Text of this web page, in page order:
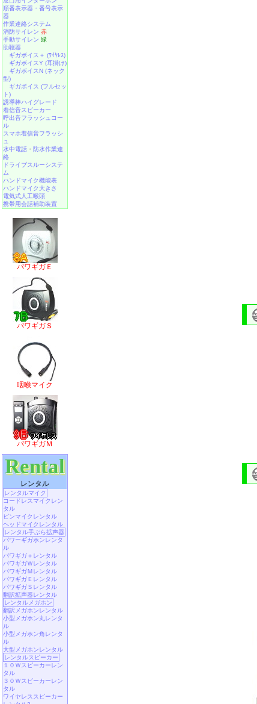
順番表示器・番号表示
器
作業連絡システム
消防サイレン 赤
手動サイレン 緑
助聴器
ギガボイス＋ (ﾜｲﾔﾚｽ)
ギガボイスY (耳掛け)
ギガボイスN (ネック
型)
ギガボイス (フルセッ
ト)
誘導棒ハイグレード
着信音スピーカー
呼出音フラッシュコー
ル
スマホ着信音フラッシ
ュ
水中電話 ・ 防水作業連
絡
ドライブスルーシステ
ム
ハンドマイク機能表
ハンドマイク大きさ
電気式人工喉頭
携帯用会話補助装置
パワギガＥ
パワギガＳ
咽喉マイク
パワギガＭ
Rental
レンタル
レンタルマイク
コードレスマイクレン
タル
ピンマイクレンタル
ヘッドマイクレンタル
レンタル手ぶら拡声器
パワーギガホンレンタ
ル
パワギガ＋レンタル
パワギガＷレンタル
パワギガＭレンタル
パワギガＥレンタル
パワギガＳレンタル
翻訳拡声器レンタル
レンタルメガホン
翻訳メガホンレンタル
小型メガホン丸レンタ
ル
小型メガホン角レンタ
ル
大型メガホンレンタル
レンタルスピーカー
１０Ｗスピーカーレン
タル
３０Ｗスピーカーレン
タル
ワイヤレススピーカー